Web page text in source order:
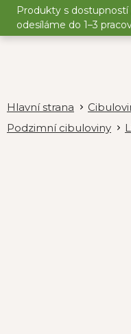
Přejít
obsah
Produkty s dostupností
odesíláme do 1–3
Podzimní cibuloviny